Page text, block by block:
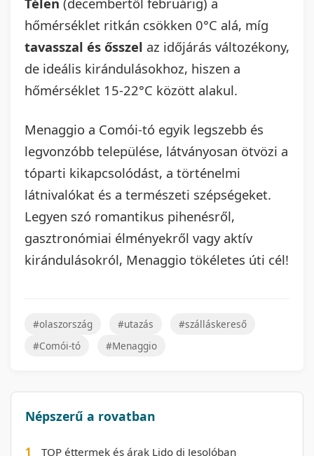
hőmérséklet ritkán csökken 0°C alá, míg
tavasszal és ősszel az időjárás változékony,
de ideális kirándulásokhoz, hiszen a
hőmérséklet 15-22°C között alakul.
Menaggio a Comói-tó egyik legszebb és
legvonzóbb települése, látványosan ötvözi a
tóparti kikapcsolódást, a történelmi
látnivalókat és a természeti szépségeket.
Legyen szó romantikus pihenésről,
gasztronómiai élményekről vagy aktív
kirándulásokról, Menaggio tökéletes úti cél!
#olaszország #utazás
#szálláskereső
#Comói-tó
#Menaggio
Népszerű a rovatban
1 TOP éttermek és árak Lido di Jesolóban